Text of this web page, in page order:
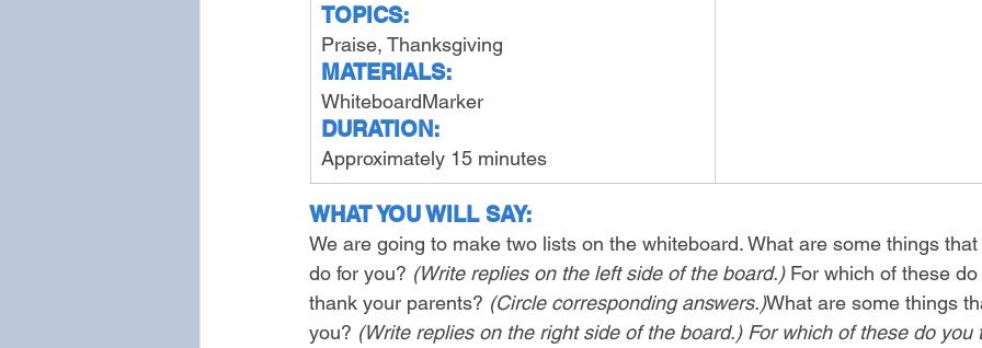
TOPICS:
Praise, Thanksgiving
MATERIALS:
WhiteboardMarker
DURATION:
Approximately 15 minutes
WHAT YOU WILL SAY:
We are going to make two lists on the whiteboard. What are some things
do for you? (Write replies on the left side of the board.) For which of these
thank your parents? (Circle corresponding answers.)What are some things
you? (Write replies on the right side of the board.) For which of these do you